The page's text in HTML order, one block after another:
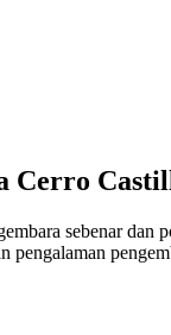
Cerro
sebenar
pengalaman